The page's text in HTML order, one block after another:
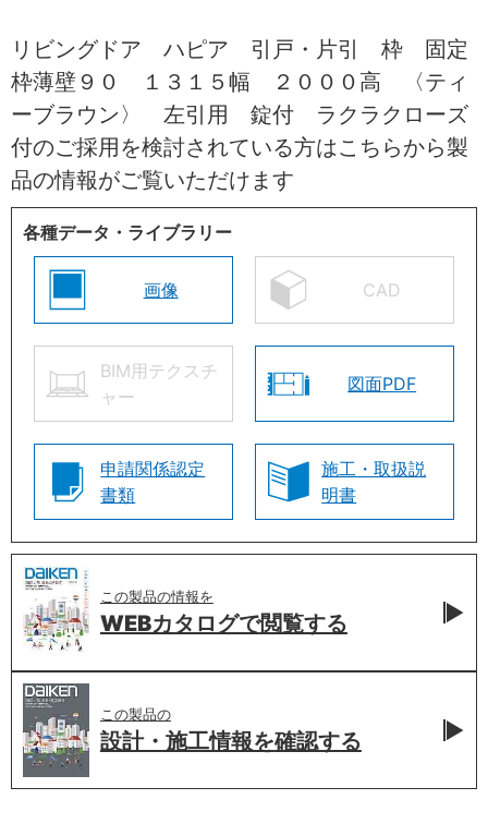
リビングドア ハピア 引戸・片引 枠 固定
枠薄壁９０ １３１５幅 ２０００高 〈ティ
ーブラウン〉 左引用 錠付 ラクラクローズ
付のご採用を検討されている方はこちらから製
品の情報がご覧いただけます
各種データ・ライブラリー
画像 CAD
BIM用テクスチ
ャー
図面PDF
申請関係認定
書類
施工・取扱説
明書
この製品の情報を
WEBカタログで閲覧する
この製品の
設計・施工情報を確認する